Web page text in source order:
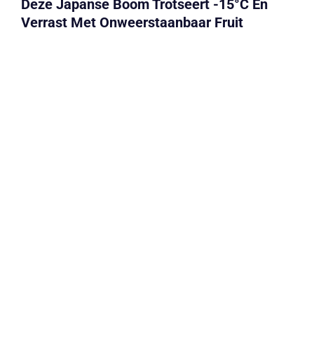
Deze Japanse Boom Trotseert -15°C En
Verrast Met Onweerstaanbaar Fruit